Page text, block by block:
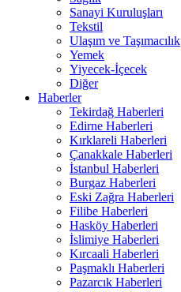
Sanayi Kuruluşları
Tekstil
Ulaşım ve Taşımacılık
Yemek
Yiyecek-İçecek
Diğer
Haberler
Tekirdağ Haberleri
Edirne Haberleri
Kırklareli Haberleri
Çanakkale Haberleri
İstanbul Haberleri
Burgaz Haberleri
Eski Zağra Haberleri
Filibe Haberleri
Hasköy Haberleri
İslimiye Haberleri
Kırcaali Haberleri
Paşmaklı Haberleri
Pazarcık Haberleri